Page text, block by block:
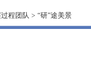
程团队 > “研”途美景